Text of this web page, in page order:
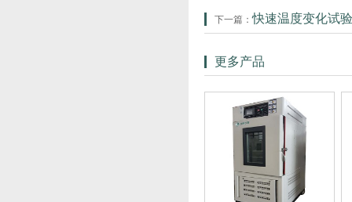
下一篇：快速温度变化试
更多产品